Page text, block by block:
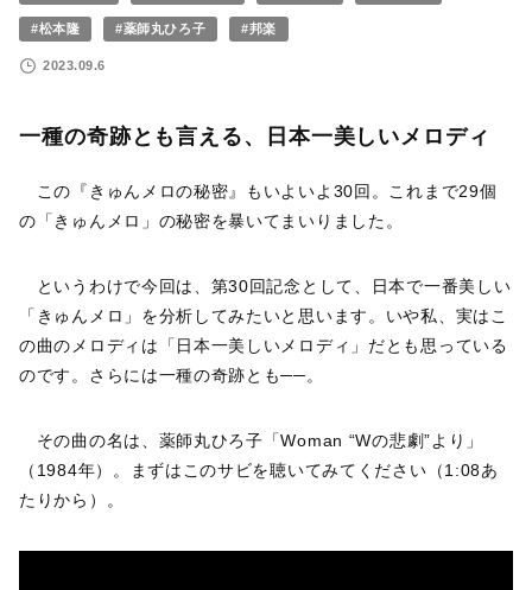
#松本隆 #薬師丸ひろ子 #邦楽
2023.09.6
一種の奇跡とも言える、日本一美しいメロディ
この『きゅんメロの秘密』もいよいよ30回。これまで29個
の「きゅんメロ」の秘密を暴いてまいりました。
というわけで今回は、第30回記念として、日本で一番美しい
「きゅんメロ」を分析してみたいと思います。いや私、実はこ
の曲のメロディは「日本一美しいメロディ」だとも思っている
のです。さらには一種の奇跡とも──。
その曲の名は、薬師丸ひろ子「Woman “Wの悲劇”より」
（1984年）。まずはこのサビを聴いてみてください（1:08あ
たりから）。